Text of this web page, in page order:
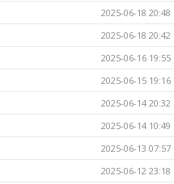
2025-06-18 20:48
2025-06-18 20:42
2025-06-16 19:55
2025-06-15 19:16
2025-06-14 20:32
2025-06-14 10:49
2025-06-13 07:57
2025-06-12 23:18